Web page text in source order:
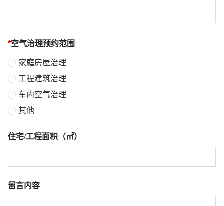
*空气治理预约范围
家庭房屋治理
工程建筑治理
车内空气治理
其他
住宅/工程面积（㎡）
留言内容